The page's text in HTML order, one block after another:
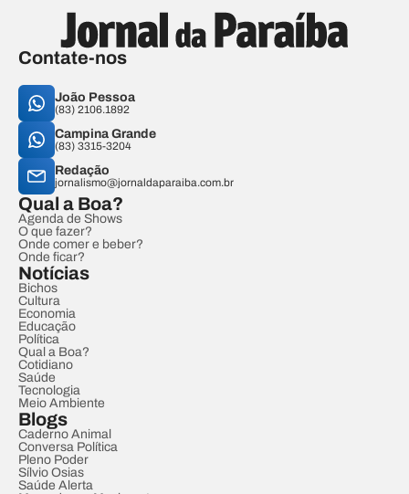
Contate-nos
João Pessoa
(83) 2106.1892
Campina Grande
(83) 3315-3204
Redação
jornalismo@jornaldaparaiba.com.br
Qual a Boa?
Agenda de Shows
O que fazer?
Onde comer e beber?
Onde ficar?
Notícias
Bichos
Cultura
Economia
Educação
Política
Qual a Boa?
Cotidiano
Saúde
Tecnologia
Meio Ambiente
Blogs
Caderno Animal
Conversa Política
Pleno Poder
Sílvio Osias
Saúde Alerta